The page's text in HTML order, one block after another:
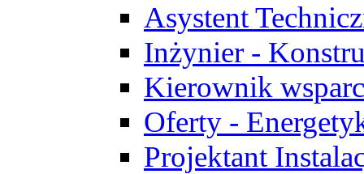
Asystent
Inżynier -
Kierownik
Oferty -
Projektant